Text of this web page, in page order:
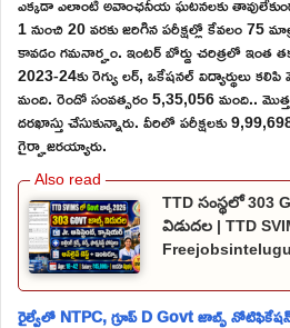
1 నుంచి 20 వరకు జరిగిన పరీక్షల్లో కేవలం 75
కావడం గమనార్హం. ఇంటర్ బోర్డు చరిత్రలో ఇంత
2023-24కు రెగ్యు లర్, ఒకేషనల్ విద్యార్థులు
మంది. రెండో సంవత్సరం 5,35,056 మంది..
దరఖాస్తు చేసుకున్నారు. వీరిలో పరీక్షలకు
గైర్హాజరయ్యారు.
TTD సంస్థలో 303
విడుదల | TTD
Freejobsintelugu
రైల్వేలో NTPC, గ్రూప్ D Govt జాబ్స్